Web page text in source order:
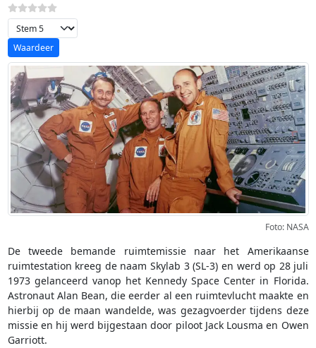
Voeg waardering toe
Foto: NASA
De tweede bemande ruimtemissie naar het Amerikaanse
ruimtestation kreeg de naam Skylab 3 (SL-3) en werd op 28 juli
1973 gelanceerd vanop het Kennedy Space Center in Florida.
Astronaut Alan Bean, die eerder al een ruimtevlucht maakte en
hierbij op de maan wandelde, was gezagvoerder tijdens deze
missie en hij werd bijgestaan door piloot Jack Lousma en Owen
Garriott.